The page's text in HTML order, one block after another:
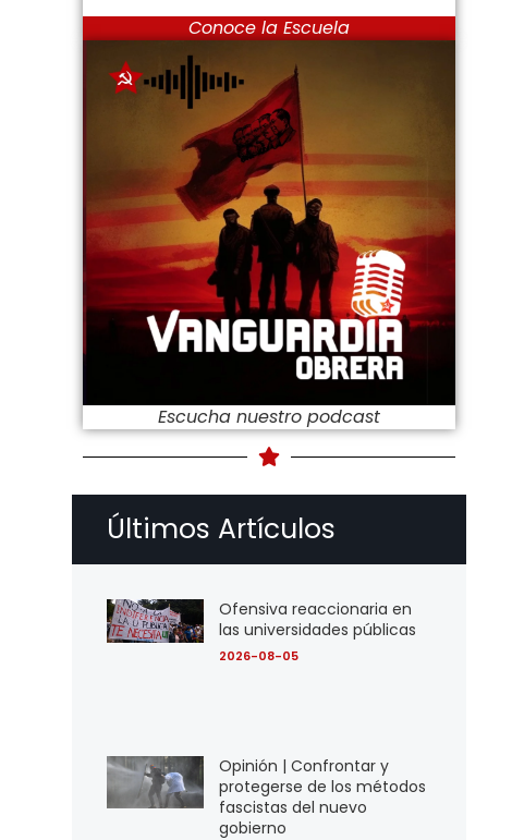
Conoce la Escuela
Escucha nuestro podcast
Últimos Artículos
Ofensiva reaccionaria en
las universidades públicas
2026-08-05
Opinión | Confrontar y
protegerse de los métodos
fascistas del nuevo
gobierno